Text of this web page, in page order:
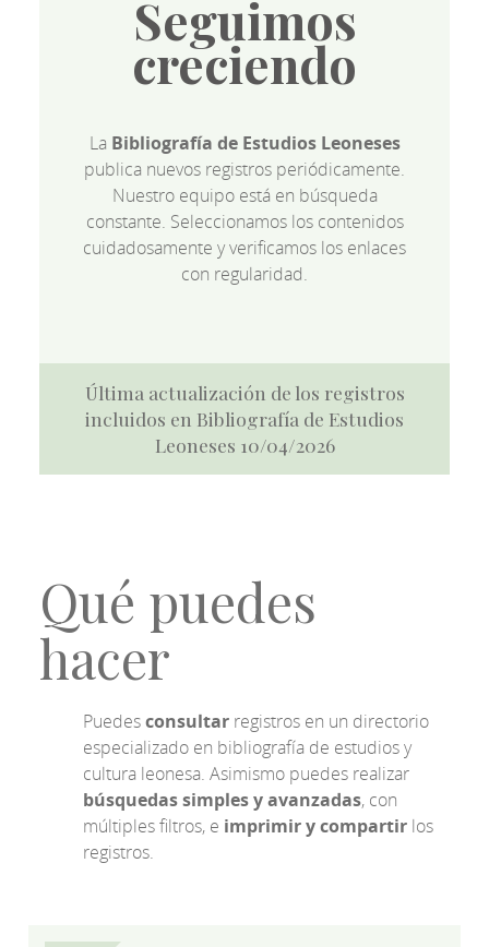
Seguimos
creciendo
La Bibliografía de Estudios Leoneses
publica nuevos registros periódicamente.
Nuestro equipo está en búsqueda
constante. Seleccionamos los contenidos
cuidadosamente y verificamos los enlaces
con regularidad.
Última actualización de los registros
incluidos en Bibliografía de Estudios
Leoneses 10/04/2026
Qué puedes
hacer
Puedesconsultar registros en un directorio
especializado en bibliografía de estudios y
cultura leonesa. Asimismo puedes realizar
búsquedas simples y avanzadas, con
múltiples filtros, e imprimir y compartir los
registros.